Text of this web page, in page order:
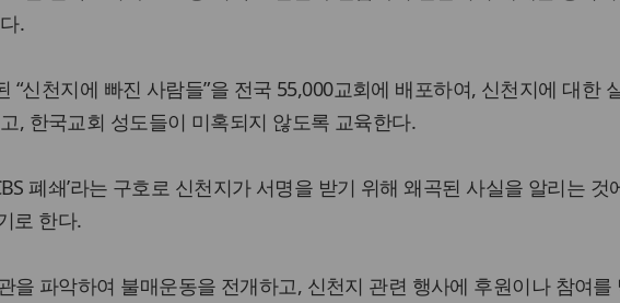
.
“신천지에 빠진 사람들”을 전국 55,000교회에 배포하여, 신천지에 대한
, 한국교회 성도들이 미혹되지 않도록 교육한다.
폐쇄’라는 구호로 신천지가 서명을 받기 위해 왜곡된 사실을 알리는 것
로 한다.
을 파악하여 불매운동을 전개하고, 신천지 관련 행사에 후원이나 참여를